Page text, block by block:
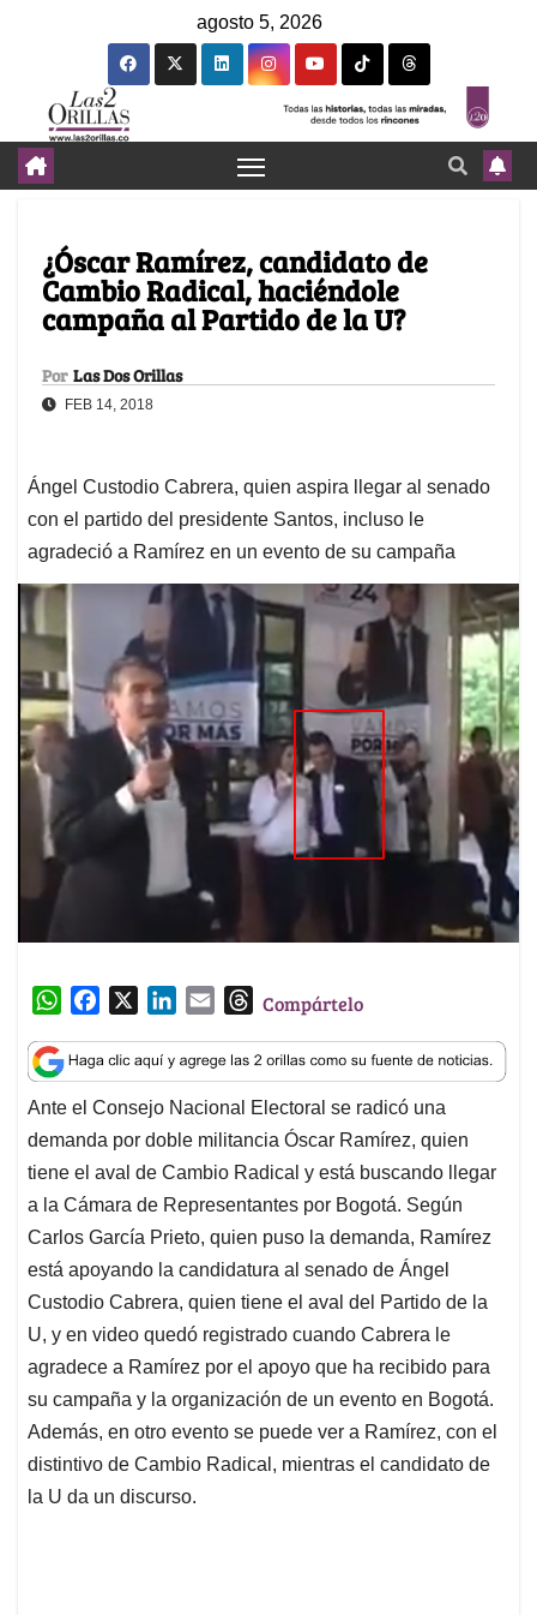
agosto 5, 2026
¿Óscar Ramírez, candidato de
Cambio Radical, haciéndole
campaña al Partido de la U?
Por Las Dos Orillas
FEB 14, 2018
Ángel Custodio Cabrera, quien aspira llegar al senado
con el partido del presidente Santos, incluso le
agradeció a Ramírez en un evento de su campaña
W
a
t
s
A
p
p
c
e
b
o
o
k
n
k
e
d
I
n
a
i
l
T
r
e
a
d
s
Compártelo
Ante el Consejo Nacional Electoral se radicó una
demanda por doble militancia Óscar Ramírez, quien
tiene el aval de Cambio Radical y está buscando llegar
a la Cámara de Representantes por Bogotá. Según
Carlos García Prieto, quien puso la demanda, Ramírez
está apoyando la candidatura al senado de Ángel
Custodio Cabrera, quien tiene el aval del Partido de la
U, y en video quedó registrado cuando Cabrera le
agradece a Ramírez por el apoyo que ha recibido para
su campaña y la organización de un evento en Bogotá.
Además, en otro evento se puede ver a Ramírez, con el
distintivo de Cambio Radical, mientras el candidato de
la U da un discurso.